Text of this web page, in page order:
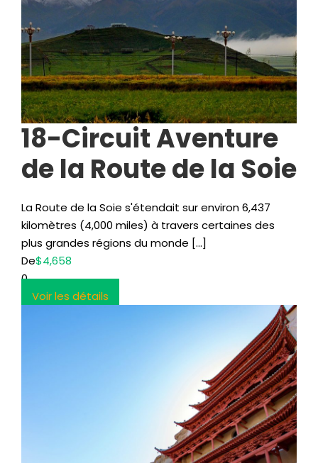
18-Circuit Aventure
de la Route de la Soie
La Route de la Soie s'étendait sur environ 6,437
kilomètres (4,000 miles) à travers certaines des
plus grandes régions du monde […]
De$4,658
0
Voir les détails